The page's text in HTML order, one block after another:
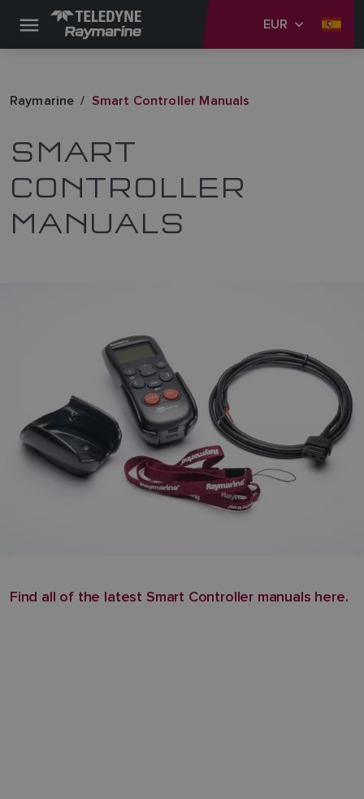
EUR
Raymarine Smart Controller Manuals
SMART
CONTROLLER
MANUALS
Find all of the latest Smart Controller manuals here.